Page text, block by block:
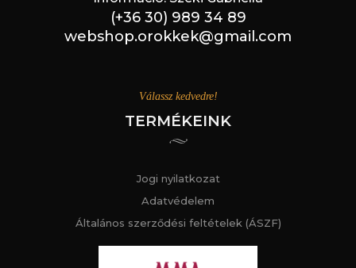
(+36 30) 989 34 89
webshop.orokkek@gmail.com
Válassz kedvedre!
TERMÉKEINK
Jogi nyilatkozat
Adatvédelem
Általános szerződési feltételek (ÁSZF)